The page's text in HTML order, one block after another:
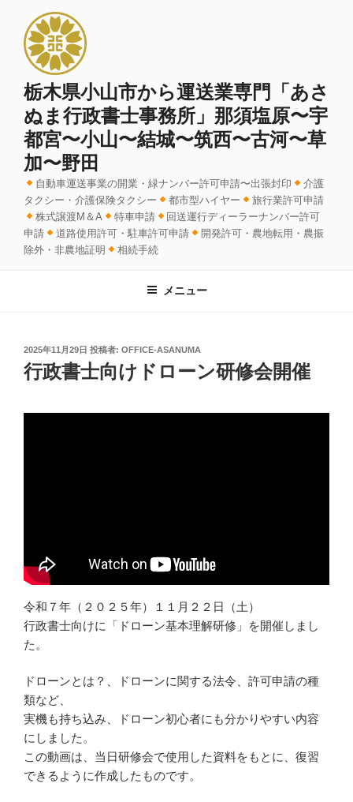
栃木県小山市から運送業専門「あさ
ぬま行政書士事務所」那須塩原〜宇
都宮〜小山〜結城〜筑西〜古河〜草
加〜野田
自動車運送事業の開業・緑ナンバー許可申請〜出張封印
介護
タクシー・介護保険タクシー
都市型ハイヤー
旅行業許可申請
株式譲渡M＆A
特車申請
回送運行ディーラーナンバー許可
申請
道路使用許可・駐車許可申請
開発許可・農地転用・農振
除外・非農地証明
相続手続
メニュー
投
稿
日:
2025年11月29日 投稿者: OFFICE-ASANUMA
行政書士向けドローン研修会開催
令和７年（２０２５年）１１月２２日（土）
行政書士向けに「ドローン基本理解研修」を開催しまし
た。
ドローンとは？、ドローンに関する法令、許可申請の種
類など、
実機も持ち込み、ドローン初心者にも分かりやすい内容
にしました。
この動画は、当日研修会で使用した資料をもとに、復習
できるように作成したものです。